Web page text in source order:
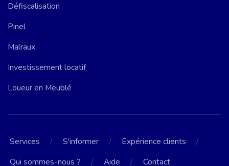
Défiscalisation
Pinel
Malraux
Investissement locatif
Loueur en Meublé
Services / S'informer / Expérience clients
/
Qui sommes-nous ?
/ Aide / Contact